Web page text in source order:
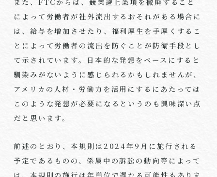
によって労働者が社外流出するおそれがある場合に
は、給与を増加させたり、福利厚生を手厚くするこ
とによって労働者の流出を防ぐことが防衛手段とし
て示されています。日本的な発想をベースにすると
馴染みがないように感じられるかもしれませんが、
アメリカの人材・労働力を活用にするにあたっては
このような発想が必要になるというのも興味深い点
だと思います。
前述のとおり、本規則は 2024年9 月に施行される
予定であるものの、係属中の訴訟の動向等によって